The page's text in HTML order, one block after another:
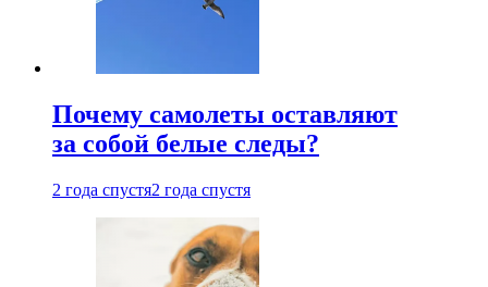
Почему самолеты оставляют
за собой белые следы?
2 года спустя2 года спустя